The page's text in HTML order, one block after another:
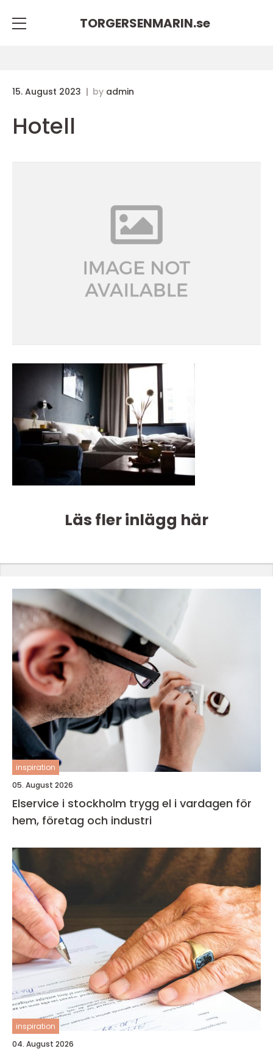
TORGERSENMARIN.se
15. August 2023 by admin
Hotell
Läs fler inlägg här
inspiration
05. August 2026
Elservice i stockholm trygg el i vardagen för
hem, företag och industri
inspiration
04. August 2026